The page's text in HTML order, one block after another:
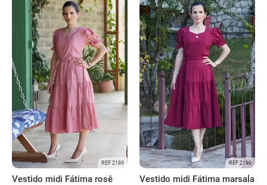
REF 2189
Vestido midi Fátima rosê
REF 2190
Vestido midi Fátima marsala